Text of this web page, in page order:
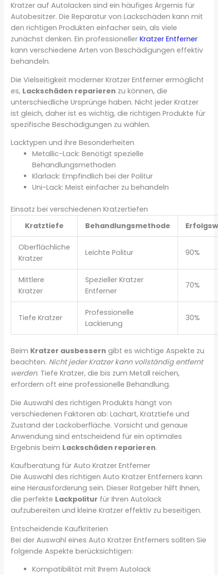
Kratzer auf Autolacken sind ein häufiges Ärgernis für
Autobesitzer. Die Reparatur von Lackschäden kann mit
den richtigen Produkten einfacher sein, als viele
zunächst denken. Ein professionellerKratzer Entferner
kann verschiedene Arten von Beschädigungen effektiv
behandeln.
Die Vielseitigkeit moderner Kratzer Entferner ermöglicht
es, Lackschäden reparieren zu können, die
unterschiedliche Ursprünge haben. Nicht jeder Kratzer
ist gleich, daher ist es wichtig, die richtigen Produkte für
spezifische Beschädigungen zu wählen.
Lacktypen und ihre Besonderheiten
Metallic-Lack: Benötigt spezielle
Behandlungsmethoden
Klarlack: Empfindlich bei der Politur
Uni-Lack: Meist einfacher zu behandeln
Einsatz bei verschiedenen Kratzertiefen
Kratztiefe
Behandlungsmethode
Oberflächliche
Kratzer
Leichte Politur 90%
Mittlere
Kratzer
Spezieller Kratzer
Entferner
70%
Tiefe Kratzer
Professionelle
Lackierung
30%
Beim Kratzer ausbessern gibt es wichtige Aspekte zu
beachten. Nicht jeder Kratzer kann vollständig entfernt
werden. Tiefe Kratzer, die bis zum Metall reichen,
erfordern oft eine professionelle Behandlung.
Die Auswahl des richtigen Produkts hängt von
verschiedenen Faktoren ab: Lachart, Kratztiefe und
Zustand der Lackoberfläche. Vorsicht und genaue
Anwendung sind entscheidend für ein optimales
Ergebnis beim Lackschäden reparieren.
Kaufberatung für Auto Kratzer Entferner
Die Auswahl des richtigen Auto Kratzer Entferners kann
eine Herausforderung sein. Dieser Ratgeber hilft Ihnen,
die perfekte Lackpolitur für Ihren Autolack
aufzubereiten und kleine Kratzer effektiv zu beseitigen.
Entscheidende Kaufkriterien
Bei der Auswahl eines Auto Kratzer Entferners sollten Sie
folgende Aspekte berücksichtigen:
Kompatibilität mit Ihrem Autolack